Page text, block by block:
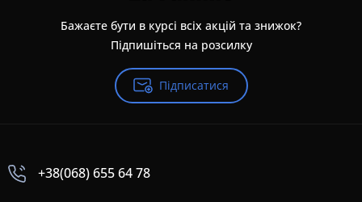
Бажаєте бути в курсі всіх акцій та знижок?
Підпишіться на розсилку
Підписатися
+38(068) 655 64 78